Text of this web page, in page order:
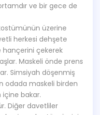
ve bir gece de
üzerine
herkesi dehşete
hançerini çekerek
Maskeli önde prens
Simsiyah döşenmiş
odada maskeli birden
içine bakar.
Diğer davetliler